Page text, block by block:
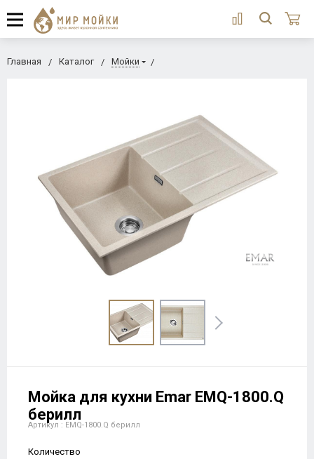
Главная Каталог Мойки
Мойка для кухни Emar EMQ-1800.Q
берилл
Артикул : EMQ-1800.Q берилл
Количество